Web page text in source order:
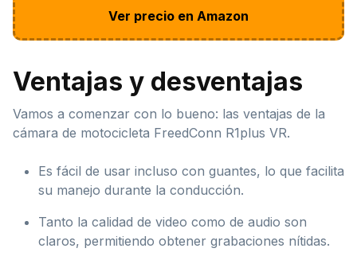
Ver precio en Amazon
Ventajas y desventajas
Vamos a comenzar con lo bueno: las ventajas de la
cámara de motocicleta FreedConn R1plus VR.
Es fácil de usar incluso con guantes, lo que facilita
su manejo durante la conducción.
Tanto la calidad de video como de audio son
claros, permitiendo obtener grabaciones nítidas.